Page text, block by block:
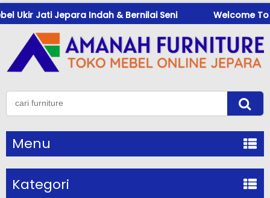
Jepara Indah & Bernilai Seni Welcome To
Menu
Kategori